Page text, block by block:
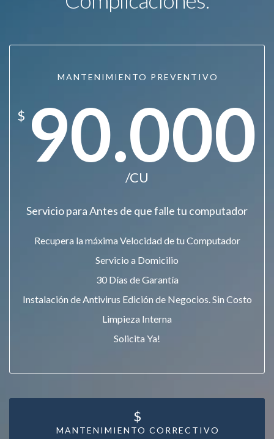
MANTENIMIENTO PREVENTIVO
$ 90.000
/CU
Servicio para Antes de que falle tu computador
Recupera la máxima Velocidad de tu Computador
Servicio a Domicilio
30 Días de Garantía
Instalación de Antivirus Edición de Negocios. Sin Costo
Limpieza Interna
Solicita Ya!
MANTENIMIENTO CORRECTIVO
$